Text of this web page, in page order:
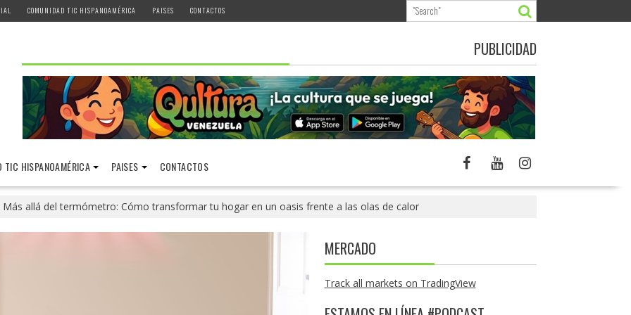
COMUNIDAD TIC HISPANOAMÉRICA PAISES CONTACTOS
PUBLICIDAD
TIC HISPANOAMÉRICA PAISES CONTACTOS
Más allá del termómetro: Cómo transformar tu hogar en un oasis frente a las olas de calor
MERCADO
Track all markets on TradingView